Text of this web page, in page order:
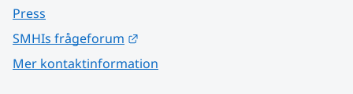
Press
SMHIs frågeforum
Mer kontaktinformation